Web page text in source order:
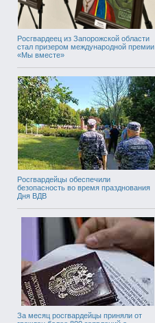
Росгвардеец из Запорожской области
стал призером международной премии
«Мы вместе»
Росгвардейцы обеспечили
безопасность во время празднования
Дня ВДВ
За месяц росгвардейцы приняли от